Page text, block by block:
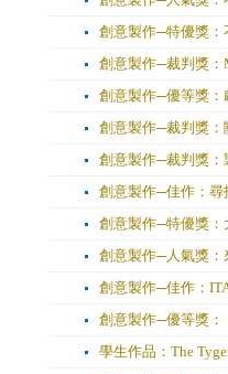
創意製作─特優獎
創意製作─裁判獎：
創意製作─優等獎：
創意製作─裁判獎
創意製作─裁判獎：
創意製作─佳作：尋
創意製作─特優獎
創意製作─人氣獎：
創意製作─佳作：
創意製作─優等獎
學生作品：The